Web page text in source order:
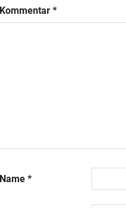
Kommentar *
Name *